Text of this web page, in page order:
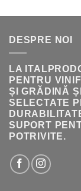
DESPRE NOI
LA
PENTRU
ȘI GRĂDINĂ
SELECTATE
SUPORT
POTRIVITE.